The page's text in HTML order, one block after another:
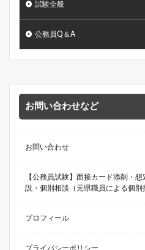
試験全般
公務員Q＆A
お問い合わせなど
お問い合わせ
【公務員試験】面接カード添削・
説・個別相談（元県職員による個別
プロフィール
プライバシーポリシー